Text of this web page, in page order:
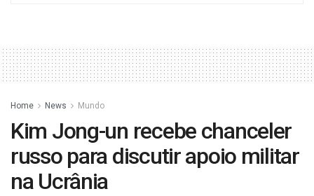
Home News Mundo
Kim Jong-un recebe chanceler
russo para discutir apoio militar
na Ucrânia